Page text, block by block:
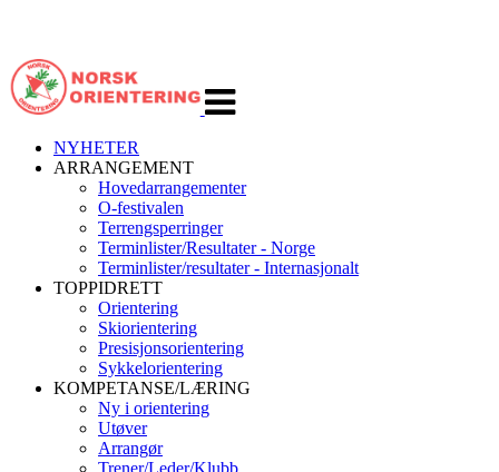
navigasjon
NYHETER
ARRANGEMENT
Hovedarrangementer
O-festivalen
Terrengsperringer
Terminlister/Resultater - Norge
Terminlister/resultater - Internasjonalt
TOPPIDRETT
Orientering
Skiorientering
Presisjonsorientering
Sykkelorientering
KOMPETANSE/LÆRING
Ny i orientering
Utøver
Arrangør
Trener/Leder/Klubb